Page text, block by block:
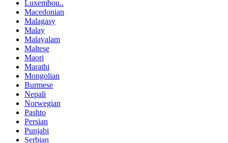
Luxembou..
Macedonian
Malagasy
Malay
Malayalam
Maltese
Maori
Marathi
Mongolian
Burmese
Nepali
Norwegian
Pashto
Persian
Punjabi
Serbian